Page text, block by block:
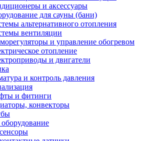
и аксессуары
для сауны (бани)
альтернативного отопления
вентиляции
и управление обогревом
отопление
и двигатели
и контроль давления
и фитинги
конвекторы